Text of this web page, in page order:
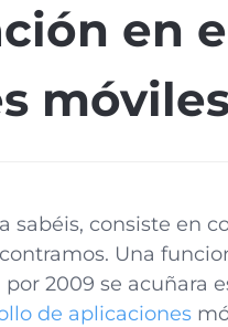
en
sabéis, consiste en
Una
2009 se acuñara
de aplicaciones